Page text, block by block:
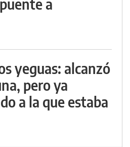
a
yeguas: alcanzó
pero ya
a la que estaba